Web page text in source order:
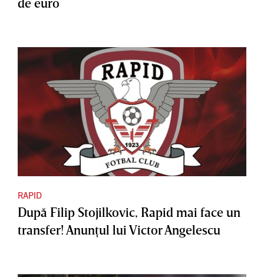
RAPID
După Filip Stojilkovic, Rapid mai face un
transfer! Anunţul lui Victor Angelescu